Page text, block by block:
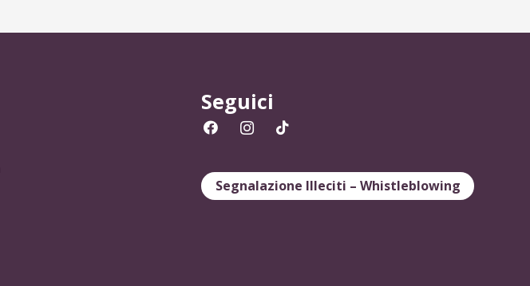
Seguici
Segnalazione Illeciti – Whistleblowing